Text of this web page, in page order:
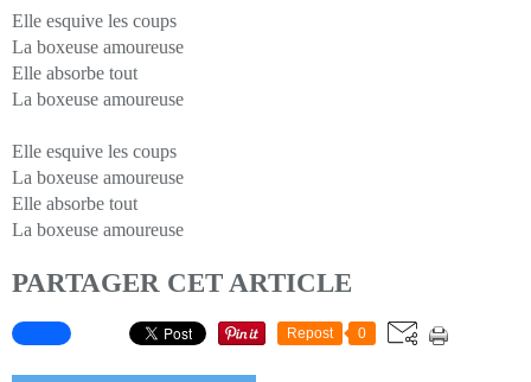
Elle esquive les coups
La boxeuse amoureuse
Elle absorbe tout
La boxeuse amoureuse
Elle esquive les coups
La boxeuse amoureuse
Elle absorbe tout
La boxeuse amoureuse
PARTAGER CET ARTICLE
Repost 0